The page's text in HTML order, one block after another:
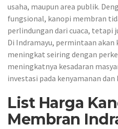
usaha, maupun area publik.
fungsional, kanopi membran
perlindungan dari cuaca, tetapi
Di Indramayu, permintaan
meningkat seiring dengan
meningkatnya kesadaran
investasi pada kenyamanan dan
List Harga
Membran